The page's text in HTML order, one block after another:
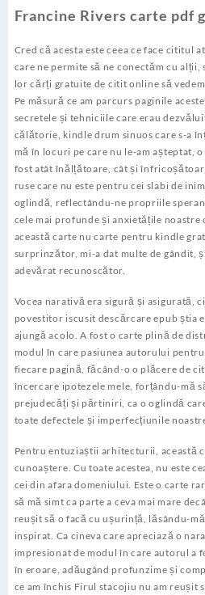
Francine Rivers carte pdf
Cred că acesta este ceea ce face cititul
care ne permite să ne conectăm cu
lor cărți gratuite de citit online să
Pe măsură ce am parcurs paginile
secretele și tehniciile care erau
călătorie, kindle drum sinuos care s-a
mă în locuri pe care nu le-am așteptat,
fost atât înălțătoare, cât și
ruse care nu este pentru cei slabi de
oglindă, reflectându-ne propriile
cele mai profunde și anxietățile noastre
această carte nu carte pentru kindle
surprinzător, mi-a dat multe de gândit,
adevărat recunoscător.
Vocea narativă era sigură și asigurată,
povestitor iscusit descărcare epub știa
ajungă acolo. A fost o carte plină de
modul în care pasiunea autorului
fiecare pagină, făcând-o o plăcere de
încercare ipotezele mele, forțându-mă
prejudecăți și părtiniri, ca o oglindă
toate defectele și imperfecțiunile
Pentru entuziaștii arhitecturii, această
cunoaștere. Cu toate acestea, nu este
cei din afara domeniului. Este o carte
să mă simt ca parte a ceva mai mare
reușit să o facă cu ușurință, lăsându-
inspirat. Ca cineva care apreciază o
impresionat de modul în care autorul a
în eroare, adăugând profunzime și
ce am închis Firul stacojiu nu am reușit